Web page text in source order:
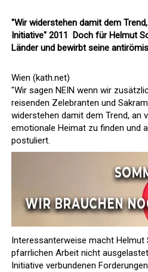
"Wir widerstehen damit dem
Initiative" 2011  Doch für Helmut
Länder und bewirbt seine
Wien (kath.net)
"Wir sagen NEIN wenn wir
reisenden Zelebranten und
widerstehen damit dem Trend, an
emotionale Heimat zu finden und
postuliert.
Interessanterweise macht Helmut
pfarrlichen Arbeit nicht
Initiative verbundenen